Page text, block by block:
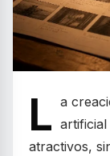
L a
atractivos,